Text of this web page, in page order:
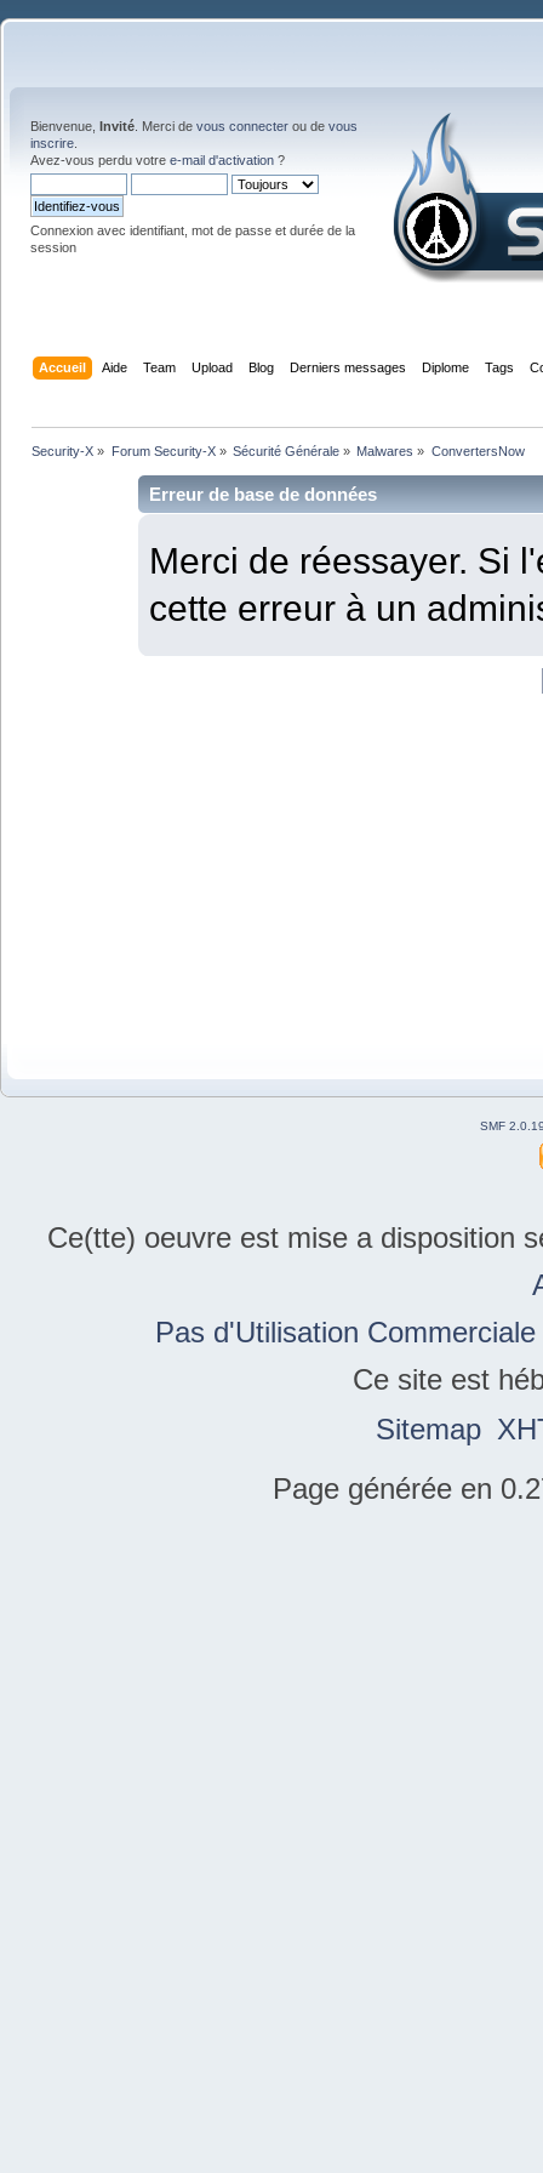
Bienvenue, Invité . Merci de vous connecter ou de vous
inscrire
Avez-vous perdu votre e-mail d'activation ?
Connexion avec identifiant, mot de passe et durée de la
session
Accueil Aide Team Upload Blog Derniers messages Diplome Tags
Security-X » Forum Security-X» Sécurité Générale» Malwares » ConvertersNow
Erreur de base de données
Merci de réessayer. Si
cette erreur à un
SMF
Ce(tte) oeuvre est mise a disposition
Pas d'Utilisation
Ce site est
Sitemap
Page générée en